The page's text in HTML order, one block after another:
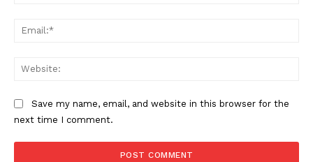
Save my name, email, and website in this browser for the
next time I comment.